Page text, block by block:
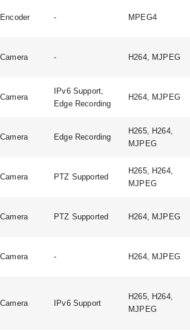
Encoder - MPEG4
Camera - H264, MJPEG
Camera
IPv6 Support,
Edge Recording
H264, MJPEG
Camera Edge Recording
H265, H264,
MJPEG
Camera PTZ Supported
H265, H264,
MJPEG
Camera PTZ Supported H264, MJPEG
Camera - H264, MJPEG
Camera IPv6 Support
H265, H264,
MJPEG